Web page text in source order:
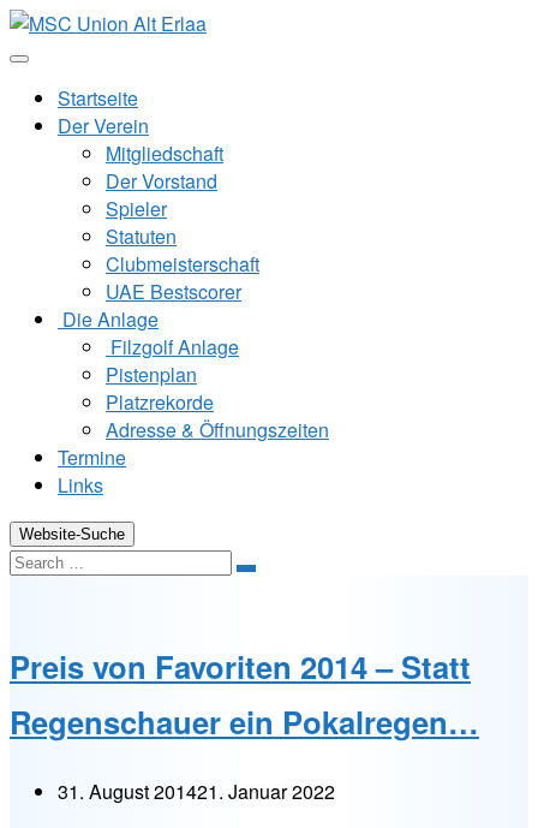
Zum
Inhalt
Startseite
Der Verein
Mitgliedschaft
Der Vorstand
Spieler
Statuten
Clubmeisterschaft
UAE Bestscorer
Die Anlage
Filzgolf Anlage
Pistenplan
Platzrekorde
Adresse & Öffnungszeiten
Termine
Links
Website-Suche
Search
Preis von Favoriten 2014 – Statt
Regenschauer ein Pokalregen…
31. August 201421. Januar 2022